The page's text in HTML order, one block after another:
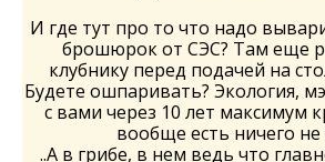
И где тут про то что надо
брошюрок от СЭС? Там еще
клубнику перед подачей на
Будете ошпаривать? Экология,
с вами через 10 лет максимум
вообще есть ничего не
..А в грибе, в нем ведь что